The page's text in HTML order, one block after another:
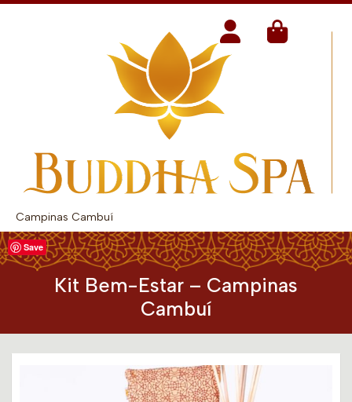
Campinas Cambuí
Kit Bem-Estar – Campinas
Cambuí
Save